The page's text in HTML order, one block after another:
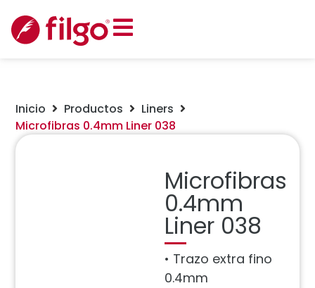
Inicio Productos
Liners
Microfibras 0.4mm Liner 038
Microfibras
0.4mm
Liner 038
• Trazo extra fino
0.4mm